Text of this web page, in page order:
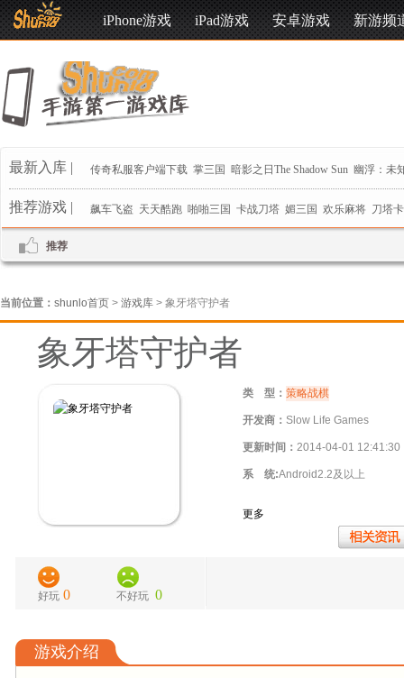
iPhone游戏 iPad游戏 安卓游戏 新游频
最新入库 | 传奇私服客户端下载 掌三国 暗影之日The Shadow Sun 幽浮：未
推荐游戏 | 飙车飞盗 天天酷跑 啪啪三国 卡战刀塔 媚三国 欢乐麻将 刀塔
推荐
当前位置： shunlo首页 > 游戏库 > 象牙塔守护者
象牙塔守护者
类 型： 策略战棋
开发商： Slow Life Games
更新时间： 2014-04-01 12:41:30
系 统:Android2.2及以上
更多
好玩 0 不好玩 0
游戏介绍